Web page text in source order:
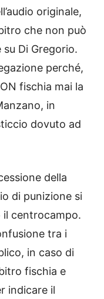
originale,
che non può
Di Gregorio.
perché,
fischia mai la
in
dovuto ad
della
di punizione si
il centrocampo.
tra i
in caso di
fischia e
indicare il